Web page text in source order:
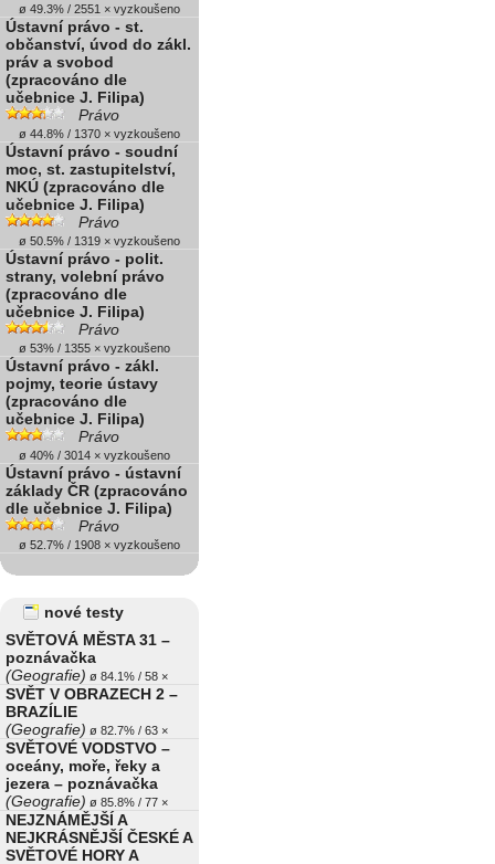
ø 49.3% / 2551 × vyzkoušeno
Ústavní právo - st.
občanství, úvod do zákl.
práv a svobod
(zpracováno dle
učebnice J. Filipa)
Právo
ø 44.8% / 1370 × vyzkoušeno
Ústavní právo - soudní
moc, st. zastupitelství,
NKÚ (zpracováno dle
učebnice J. Filipa)
Právo
ø 50.5% / 1319 × vyzkoušeno
Ústavní právo - polit.
strany, volební právo
(zpracováno dle
učebnice J. Filipa)
Právo
ø 53% / 1355 × vyzkoušeno
Ústavní právo - zákl.
pojmy, teorie ústavy
(zpracováno dle
učebnice J. Filipa)
Právo
ø 40% / 3014 × vyzkoušeno
Ústavní právo - ústavní
základy ČR (zpracováno
dle učebnice J. Filipa)
Právo
ø 52.7% / 1908 × vyzkoušeno
nové testy
SVĚTOVÁ MĚSTA 31 –
poznávačka
(Geografie) ø 84.1% / 58 ×
SVĚT V OBRAZECH 2 –
BRAZÍLIE
(Geografie) ø 82.7% / 63 ×
SVĚTOVÉ VODSTVO –
oceány, moře, řeky a
jezera – poznávačka
(Geografie) ø 85.8% / 77 ×
NEJZNÁMĚJŠÍ A
NEJKRÁSNĚJŠÍ ČESKÉ A
SVĚTOVÉ HORY A